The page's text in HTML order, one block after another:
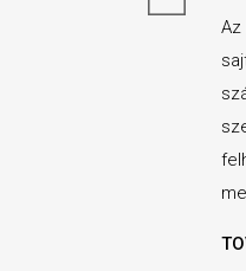
Az